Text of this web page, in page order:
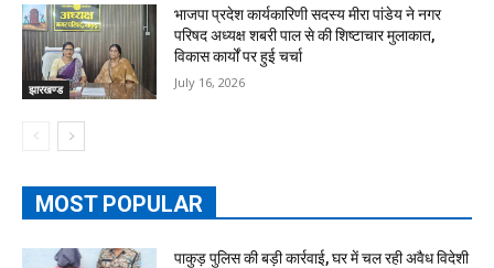
झारखण्ड
भाजपा प्रदेश कार्यकारिणी सदस्य मीरा पांडेय ने नगर
परिषद अध्यक्ष शबरी पाल से की शिष्टाचार मुलाकात,
विकास कार्यों पर हुई चर्चा
July 16, 2026
MOST POPULAR
पाकुड़ पुलिस की बड़ी कार्रवाई, घर में चल रही अवैध विदेशी